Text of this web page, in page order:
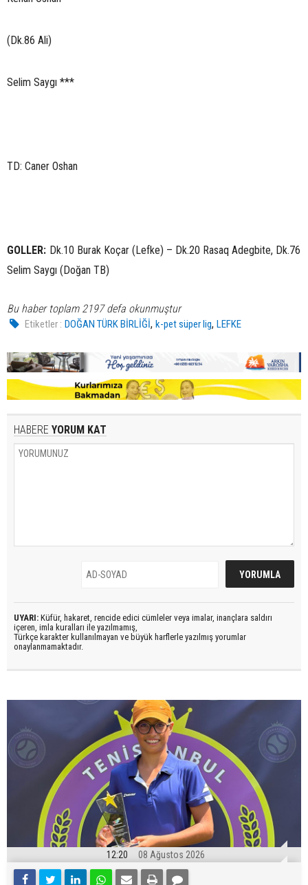
(Dk.86 Ali)
Selim Saygı ***
TD: Caner Oshan
GOLLER: Dk.10 Burak Koçar (Lefke) – Dk.20 Rasaq Adegbite, Dk.76
Selim Saygı (Doğan TB)
Bu haber toplam 2197 defa okunmuştur
Etiketler : DOĞAN TÜRK BİRLİĞİ,k-pet süper lig,LEFKE
HABERE YORUM KAT
UYARI: Küfür, hakaret, rencide edici cümleler veya imalar, inançlara saldırı
içeren, imla kuralları ile yazılmamış,
Türkçe karakter kullanılmayan ve büyük harflerle yazılmış yorumlar
onaylanmamaktadır.
12:20 08 Ağustos 2026